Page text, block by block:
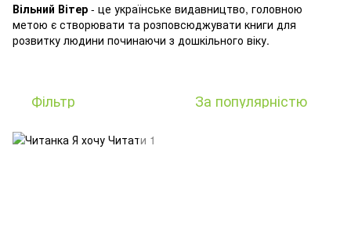
Вільний Вітер - це українське видавництво, головною
метою є створювати та розповсюджувати книги для
розвитку людини починаючи з дошкільного віку.
Фільтр За популярністю